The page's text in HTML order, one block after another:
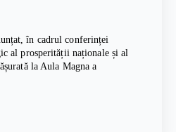
în cadrul conferinței
al prosperității naționale și al
la Aula Magna a